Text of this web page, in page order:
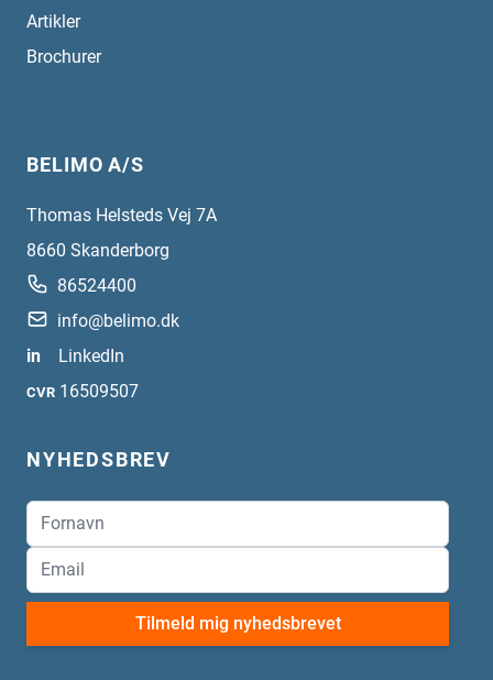
Artikler
Brochurer
BELIMO A/S
Thomas Helsteds Vej 7A
8660 Skanderborg
86524400
info@belimo.dk
in
LinkedIn
CVR 16509507
NYHEDSBREV
Tilmeld mig nyhedsbrevet